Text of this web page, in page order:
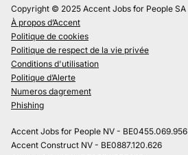
Copyright © 2025 Accent Jobs for People SA
À propos d’Accent
Politique de cookies
Politique de respect de la vie privée
Conditions d'utilisation
Politique d’Alerte
Numeros dagrement
Phishing
Accent Jobs for People NV - BE0455.069.956
Accent Construct NV - BE0887.120.626